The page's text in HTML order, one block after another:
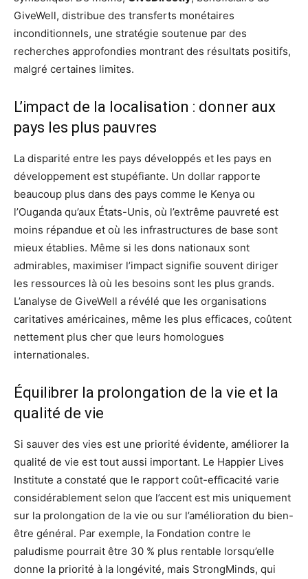
GiveWell, distribue des transferts monétaires
inconditionnels, une stratégie soutenue par des
recherches approfondies montrant des résultats positifs,
malgré certaines limites.
L’impact de la localisation : donner aux
pays les plus pauvres
La disparité entre les pays développés et les pays en
développement est stupéfiante. Un dollar rapporte
beaucoup plus dans des pays comme le Kenya ou
l’Ouganda qu’aux États-Unis, où l’extrême pauvreté est
moins répandue et où les infrastructures de base sont
mieux établies. Même si les dons nationaux sont
admirables, maximiser l’impact signifie souvent diriger
les ressources là où les besoins sont les plus grands.
L’analyse de GiveWell a révélé que les organisations
caritatives américaines, même les plus efficaces, coûtent
nettement plus cher que leurs homologues
internationales.
Équilibrer la prolongation de la vie et la
qualité de vie
Si sauver des vies est une priorité évidente, améliorer la
qualité de vie est tout aussi important. Le Happier Lives
Institute a constaté que le rapport coût-efficacité varie
considérablement selon que l’accent est mis uniquement
sur la prolongation de la vie ou sur l’amélioration du bien-
être général. Par exemple, la Fondation contre le
paludisme pourrait être 30 % plus rentable lorsqu’elle
donne la priorité à la longévité, mais StrongMinds, qui